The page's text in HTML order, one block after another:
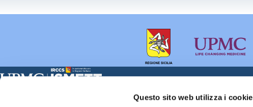
Questo sito web utilizza i cookie
Sede Sociale: